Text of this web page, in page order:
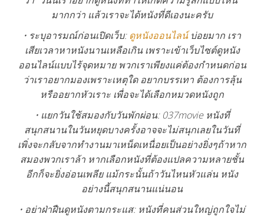
มากกว่า แล้วเราจะได้หนังที่ดีเองนะครับ
• ระบุอารมณ์ก่อนเปิดเว็บ:ดูหนังออนไลน์บ่อยมาก เรา
เสียเวลาหาหนังนานเหลือเกิน เพราะเข้าเว็บไซต์ดูหนัง
ออนไลน์แบบไร้จุดหมาย พวกเราเพียงแค่ต้องกำหนดก่อน
ว่าเราอยากมองเพราะเหตุใด อยากบรรเทา ต้องการลุ้น
หรืออยากหัวเราะ เพื่อจะได้เลือกหมวดหนังถูก
• แยกวันใช้สมองกับวันพักผ่อน: 037movie หนังที่
สนุกสนานในวันหยุดบางครั้งอาจจะไม่สนุกเลยในวันที่
เพิ่งจะกลับจากทำงานมาเหน็ดเหนื่อยเป็นอย่างยิ่งๆถ้าหาก
สมองพวกเราล้า หากเลือกหนังที่ต้องแปลความหลายชั้น
อีกก็จะยิ่งอ่อนเพลีย แม้กระนั้นถ้าวันไหนหัวแล่น หนัง
อย่างนี้สนุกสนานแน่นอน
• อย่าฝ่าฝืนดูหนังตามกระแส: หนังที่คนส่วนใหญ่ถูกใจไม่